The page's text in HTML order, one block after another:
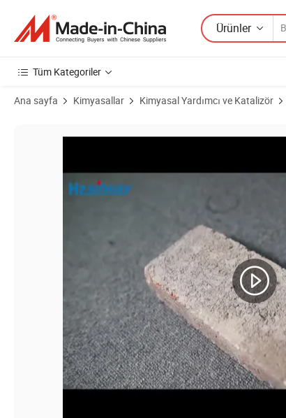
Ürünler
Tüm Kategoriler
Ana sayfa Kimyasallar Kimyasal Yardımcı ve Katalizör